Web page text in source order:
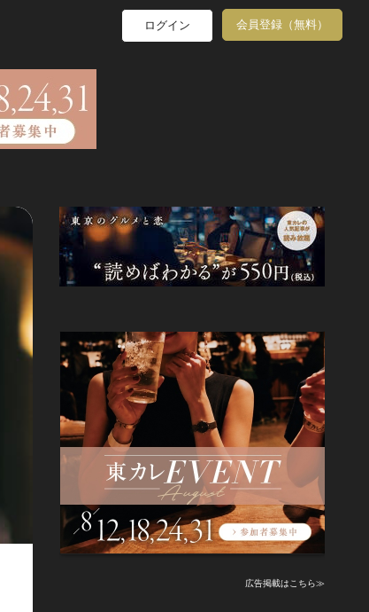
ログイン 会員登録（無料）
広告掲載はこちら≫